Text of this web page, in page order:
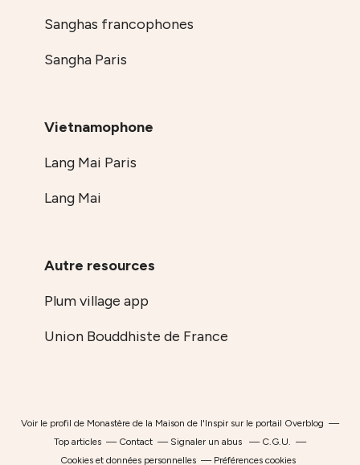
Sanghas francophones
Sangha Paris
Vietnamophone
Lang Mai Paris
Lang Mai
Autre resources
Plum village app
Union Bouddhiste de France
Voir le profil de Monastère de la Maison de l'Inspir sur le portail Overblog
Top articles
Contact Signaler un abus
C.G.U.
Cookies et données personnelles
Préférences cookies